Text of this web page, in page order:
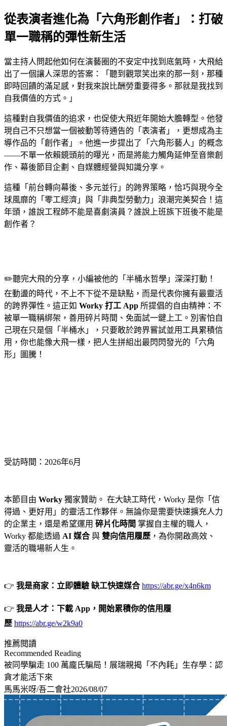
從表演者進化為「六角形創作者」：打破
單一職稱的彈性新生活
當主持人問起他如何在演藝圈的不安定中找到底氣時，大飛給
出了一個讓人深思的答案：「聽到觀眾笑出來的那一刻，那種
即時回饋的滿足感，對我來說比酬勞重要得多。那就是我找到
自我價值的方式。」
這種對自我價值的追求，也促使大飛近年開始大膽轉型。他發
現自己不只想當一個被動等待通告的「表演者」，更想成為主
導作品的「創作者」。他進一步提出了「六角形藝人」的概念
——不單一依賴鏡頭前的曝光，而是將能力觸角延伸至音樂創
作、幕後節目企劃、自媒體經營與知識分享。
這種「前台轉向幕後、多元並行」的跨界策略，恰巧與現今全
球風靡的「零工經濟」與「非典型勞動力」浪潮完美契合！這
年頭，誰說工程師不能是喜劇演員？誰說上班族下班後不能是
創作者？
✏️聽完大飛的分享，小編被他的「半桶水哲學」深深打動！
在動盪的時代，不上不下從不是缺點，而是代表你擁有最靈活
的跨界彈性。這正如 Worky 打工 App 所提倡的自由精神：不
被單一職稱綁架，善用碎片時間、免面試一鍵上工。別害怕自
己現在只是個「半桶水」，只要敢於跨界嘗試並用工具累積信
用，你也能像大飛一樣，把人生拼組出最閃閃發光的「六角
形」圖騰！
受訪時間： 2026年6月
本節目由 Worky 獨家贊助。 在大缺工時代，Worky 是你「信
得過、更好用」的靈活工作夥伴。無論你是需要快速擴充人力
的企業主，還是希望運用 碎片化時間 掌握自主權的職人，
Worky 都能透過 AI 媒合 與 雙向信用履歷 ，為你開啟高效、
靈活的職場新人生。
👉 我是商家：立即體驗 缺工快速媒合 https://abr.ge/x4n6km
👉 我是人才：下載 App，開始累積你的信用履
歷 https://abr.ge/w2k9a0
推薦閱讀
Recommended Reading
被同學騙走 100 萬龐氏騙局！展瑞親揭「不內耗」生存學：認
貪才能活下來
馬馬米呀/吾二會社2026/08/07